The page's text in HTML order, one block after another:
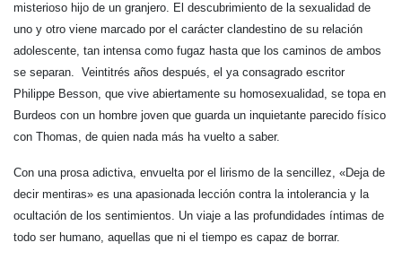
misterioso hijo de un granjero. El descubrimiento de la sexualidad de
uno y otro viene marcado por el carácter clandestino de su relación
adolescente, tan intensa como fugaz hasta que los caminos de ambos
se separan. Veintitrés años después, el ya consagrado escritor
Philippe Besson, que vive abiertamente su homosexualidad, se topa en
Burdeos con un hombre joven que guarda un inquietante parecido físico
con Thomas, de quien nada más ha vuelto a saber.
Con una prosa adictiva, envuelta por el lirismo de la sencillez, «Deja de
decir mentiras» es una apasionada lección contra la intolerancia y la
ocultación de los sentimientos. Un viaje a las profundidades íntimas de
todo ser humano, aquellas que ni el tiempo es capaz de borrar.